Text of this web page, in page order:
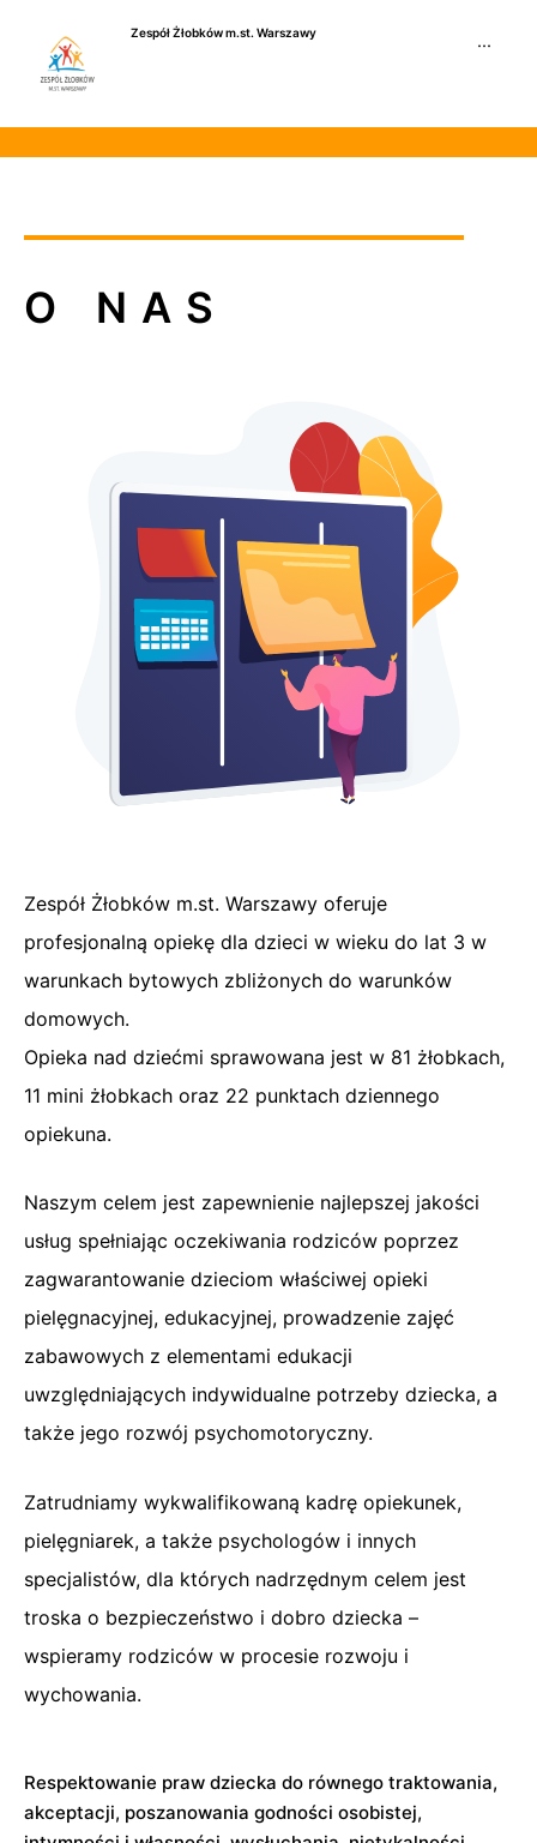
Zespół Żłobków m.st. Warszawy
···
O NAS
Zespół Żłobków m.st. Warszawy oferuje
profesjonalną opiekę dla dzieci w wieku do lat 3 w
warunkach bytowych zbliżonych do warunków
domowych.
Opieka nad dziećmi sprawowana jest w 81 żłobkach,
11 mini żłobkach oraz 22 punktach dziennego
opiekuna.
Naszym celem jest zapewnienie najlepszej jakości
usług spełniając oczekiwania rodziców poprzez
zagwarantowanie dzieciom właściwej opieki
pielęgnacyjnej, edukacyjnej, prowadzenie zajęć
zabawowych z elementami edukacji
uwzględniających indywidualne potrzeby dziecka, a
także jego rozwój psychomotoryczny.
Zatrudniamy wykwalifikowaną kadrę opiekunek,
pielęgniarek, a także psychologów i innych
specjalistów, dla których nadrzędnym celem jest
troska o bezpieczeństwo i dobro dziecka –
wspieramy rodziców w procesie rozwoju i
wychowania.
Respektowanie praw dziecka do równego traktowania,
akceptacji, poszanowania godności osobistej,